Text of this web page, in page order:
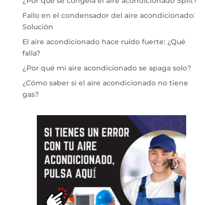
Fallo en el condensador del aire acondicionado:
Solución
El aire acondicionado hace ruido fuerte: ¿Qué
falla?
¿Por qué mi aire acondicionado se apaga solo?
¿Cómo saber si el aire acondicionado no tiene
gas?